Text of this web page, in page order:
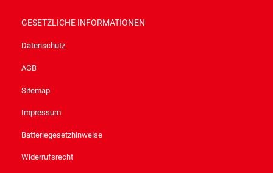
GESETZLICHE INFORMATIONEN
Datenschutz
AGB
Sitemap
Impressum
Batteriegesetzhinweise
Widerrufsrecht